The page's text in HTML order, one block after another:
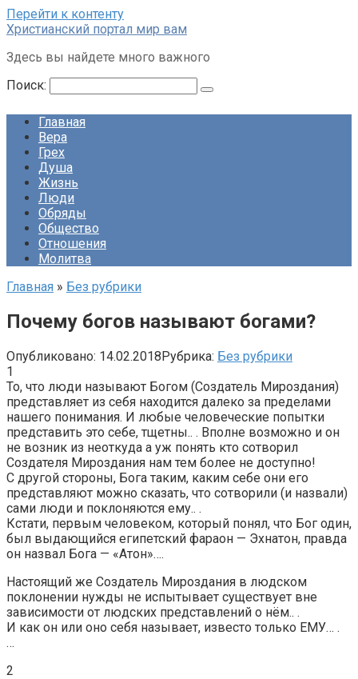
Перейти к контенту
Христианский портал мир вам
Здесь вы найдете много важного
Поиск:
Главная
Вера
Грех
Душа
Жизнь
Люди
Обряды
Общество
Отношения
Молитва
Главная » Без рубрики
Почему богов называют богами?
Опубликовано: 14.02.2018Рубрика: Без рубрики
1
То, что люди называют Богом (Создатель Мироздания)
представляет из себя находится далеко за пределами
нашего понимания. И любые человеческие попытки
представить это себе, тщетны.. . Вполне возможно и он
не возник из неоткуда а уж понять кто сотворил
Создателя Мироздания нам тем более не доступно!
С другой стороны, Бога таким, каким себе они его
представляют можно сказать, что сотворили (и назвали)
сами люди и поклоняются ему.. .
Кстати, первым человеком, который понял, что Бог один,
был выдающийся египетский фараон — Эхнатон, правда
он назвал Бога — «Атон»….
Настоящий же Создатель Мироздания в людском
поклонении нужды не испытывает существует вне
зависимости от людских представлений о нём.. .
И как он или оно себя называет, известо только ЕМУ… .
…
2